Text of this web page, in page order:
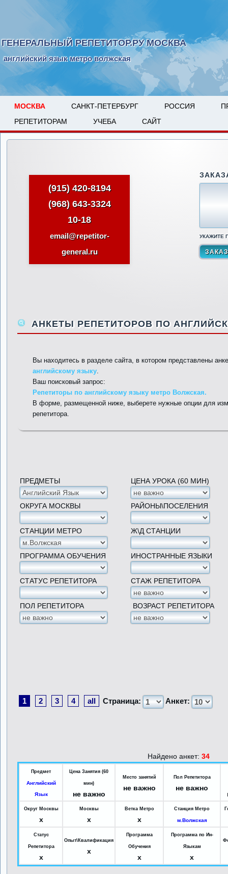
ГЕНЕРАЛЬНЫЙ РЕПЕТИТОР.РУ МОСКВА
английский язык метро волжская
МОСКВА САНКТ-ПЕТЕРБУРГ РОССИЯ
РЕПЕТИТОРАМ
УЧЕБА САЙТ
(915) 420-8194
(968) 643-3324
10-18
email@repetitor-
general.ru
УКАЖИТЕ
АНКЕТЫ РЕПЕТИТОРОВ ПО
Вы находитесь в разделе сайта, в котором представлены
английскому языку.
Ваш поисковый запрос:
Репетиторы по английскому языку метро Волжская.
В форме, размещенной ниже, выберете нужные опции для
репетитора.
ПРЕДМЕТЫ ЦЕНА УРОКА (60 МИН)
ОКРУГА МОСКВЫ РАЙОНЫ\ПОСЕЛЕНИЯ
СТАНЦИИ МЕТРО Ж\Д СТАНЦИИ
ПРОГРАММА ОБУЧЕНИЯ ИНОСТРАННЫЕ ЯЗЫКИ
СТАТУС РЕПЕТИТОРА СТАЖ РЕПЕТИТОРА
ПОЛ РЕПЕТИТОРА ВОЗРАСТ РЕПЕТИТОРА
1 2 3 4 all Страница: Анкет:
Найдено анкет: 34
Предмет
Английский
Язык
Цена Занятия (60
мин)
не важно
Место занятий
не важно
Пол Репетитора
не важно
Округ Москвы
x
Москвы
x
Ветка Метро
x
Станция Метро
м.Волжская
Статус
Репетитора
x
Опыт\Квалификация
x
Программа
Обучения
x
Программа по Ин-
Языкам
x